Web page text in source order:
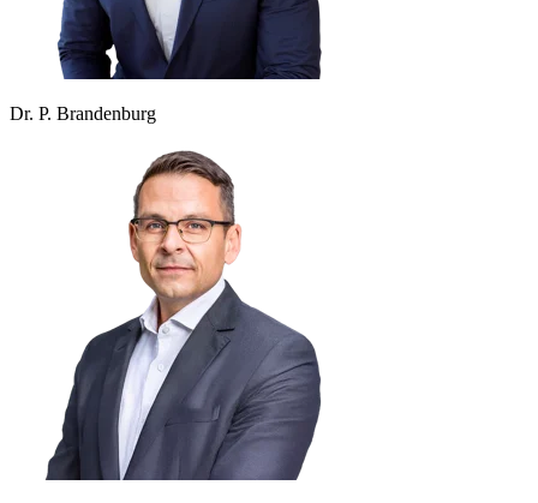
Dr. P. Brandenburg